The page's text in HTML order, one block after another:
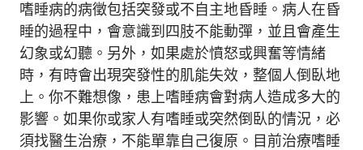
嗜睡病的病徵包括突發或不自主地昏睡。病人在昏
睡的過程中，會意識到四肢不能動彈，並且會產生
幻象或幻聽。另外，如果處於憤怒或興奮等情緒
時，有時會出現突發性的肌能失效，整個人倒臥地
上。你不難想像，患上嗜睡病會對病人造成多大的
影響。如果你或家人有嗜睡或突然倒臥的情況，必
須找醫生治療，不能單靠自己復原。目前治療嗜睡